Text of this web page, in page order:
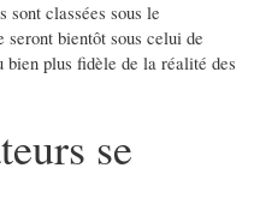
sont classées sous le
seront bientôt sous celui de
bien plus fidèle de la réalité des
se